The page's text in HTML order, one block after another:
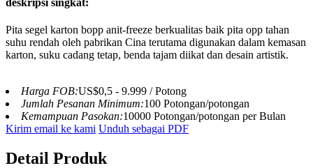
Pita segel karton bopp anit-freeze berkualitas baik pita opp tahan
suhu rendah oleh pabrikan Cina terutama digunakan dalam kemasan
karton, suku cadang tetap, benda tajam diikat dan desain artistik.
Harga FOB:US$0,5 - 9.999 / Potong
Jumlah Pesanan Minimum:100 Potongan/potongan
Kemampuan Pasokan:10000 Potongan/potongan per Bulan
Kirim email ke kami Unduh sebagai PDF
Detail Produk